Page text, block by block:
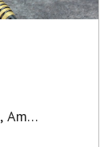
, Am